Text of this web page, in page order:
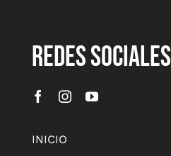
REDES SOCIALES
INICIO